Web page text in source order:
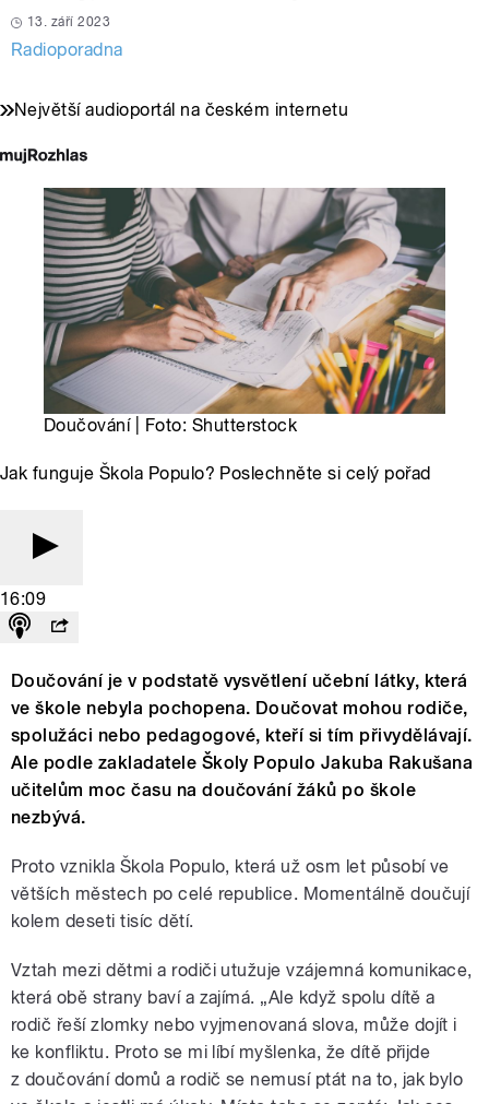
13. září 2023
Radioporadna
Největší audioportál na českém internetu
Doučování | Foto: Shutterstock
Jak funguje Škola Populo? Poslechněte si celý pořad
16:09
Doučování je v podstatě vysvětlení učební látky, která
ve škole nebyla pochopena. Doučovat mohou rodiče,
spolužáci nebo pedagogové, kteří si tím přivydělávají.
Ale podle zakladatele Školy Populo Jakuba Rakušana
učitelům moc času na doučování žáků po škole
nezbývá.
Proto vznikla Škola Populo, která už osm let působí ve
větších městech po celé republice. Momentálně doučují
kolem deseti tisíc dětí.
Vztah mezi dětmi a rodiči utužuje vzájemná komunikace,
která obě strany baví a zajímá. „Ale když spolu dítě a
rodič řeší zlomky nebo vyjmenovaná slova, může dojít i
ke konfliktu. Proto se mi líbí myšlenka, že dítě přijde
z doučování domů a rodič se nemusí ptát na to, jak bylo